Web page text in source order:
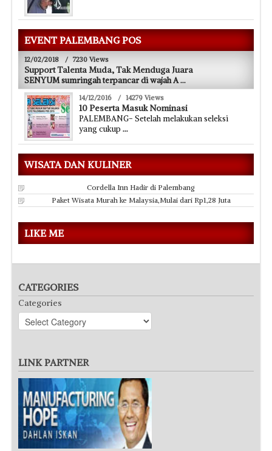
EVENT PALEMBANG POS
12/02/2018 / 7230 Views
Support Talenta Muda, Tak Menduga Juara
SENYUM sumringah terpancar di wajah A...
14/12/2016 / 14279 Views
10 Peserta Masuk Nominasi
PALEMBANG- Setelah melakukan seleksi
yang cukup ...
WISATA DAN KULINER
Cordella Inn Hadir di Palembang
Paket Wisata Murah ke Malaysia,Mulai dari Rp1,28 Juta
LIKE ME
CATEGORIES
Categories
LINK PARTNER